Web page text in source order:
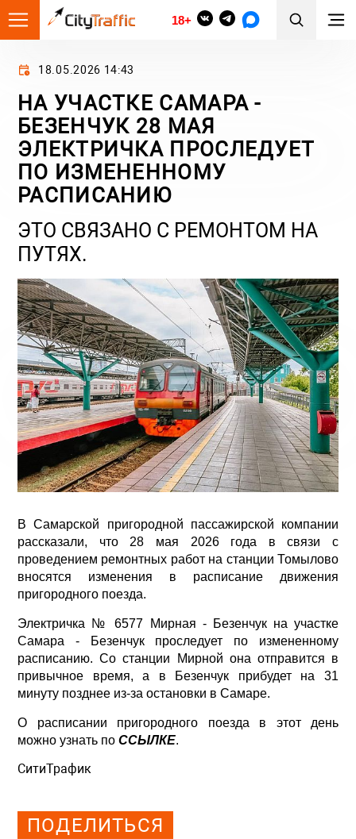
18+
18.05.2026 14:43
НА УЧАСТКЕ САМАРА -
БЕЗЕНЧУК 28 МАЯ
ЭЛЕКТРИЧКА ПРОСЛЕДУЕТ
ПО ИЗМЕНЕННОМУ
РАСПИСАНИЮ
ЭТО СВЯЗАНО С РЕМОНТОМ НА
ПУТЯХ.
В Самарской пригородной пассажирской компании
рассказали, что 28 мая 2026 года в связи с
проведением ремонтных работ на станции Томылово
вносятся изменения в расписание движения
пригородного поезда.
Электричка № 6577 Мирная - Безенчук на участке
Самара - Безенчук проследует по измененному
расписанию. Со станции Мирной она отправится в
привычное время, а в Безенчук прибудет на 31
минуту позднее из-за остановки в Самаре.
О расписании пригородного поезда в этот день
можно узнать по ССЫЛКЕ.
СитиТрафик
ПОДЕЛИТЬСЯ